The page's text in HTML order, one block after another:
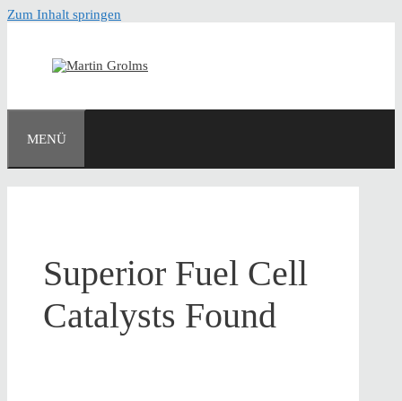
Zum Inhalt springen
MENÜ
Superior Fuel Cell
Catalysts Found